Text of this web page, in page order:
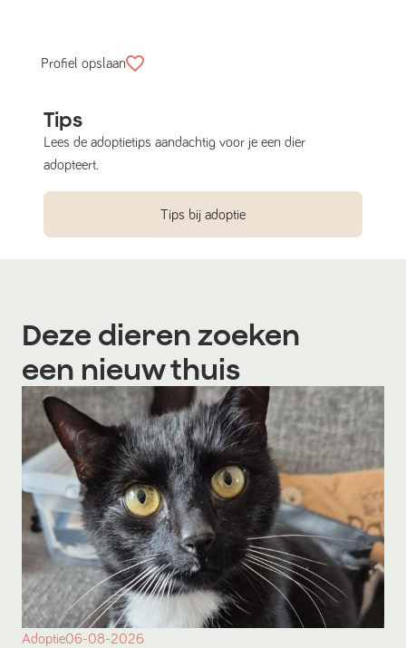
Profiel opslaan
Tips
Lees de adoptietips aandachtig voor je een dier
adopteert.
Tips bij adoptie
Deze dieren zoeken
een nieuw thuis
Adoptie06-08-2026